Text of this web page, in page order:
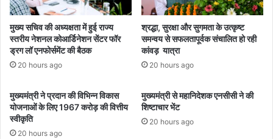
लि
ई
मुख्य सचिव की अध्यक्षता में हुई राज्य
स्तरीय नेशनल कोआर्डिनेशन सेंटर फॉर
ड्रग लॉ एनफोर्समेंट की बैठक
20 hours ago
श्रद्धा, सुरक्षा और सुगमता के उत्कृष्ट
समन्वय से सफलतापूर्वक संचालित हो रही
कांवड़ यात्रा
20 hours ago
मुख्यमंत्री ने प्रदान की विभिन्न विकास
योजनाओं के लिए 1967 करोड़ की वित्तीय
स्वीकृति
20 hours ago
मुख्यमंत्री से महानिदेशक एनसीसी ने की
शिष्टाचार भेंट
20 hours ago